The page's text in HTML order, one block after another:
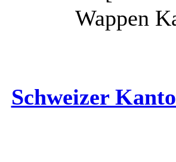
Wappen
Schweizer